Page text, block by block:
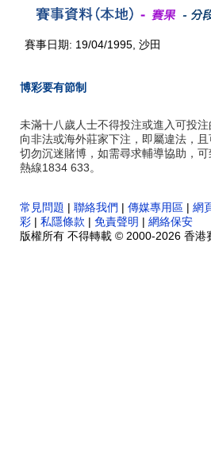
賽事日期: 19/04/1995, 沙田
博彩要有節制
未滿十八歲人士不得投注或進入可投注
向非法或海外莊家下注，即屬違法，且
切勿沉迷賭博，如需尋求輔導協助，
熱線1834 633。
常見問題 | 聯絡我們 | 傳媒專用區 | 網
彩 | 私隱條款 | 免責聲明 | 網絡保安
版權所有 不得轉載 © 2000-2026 香港